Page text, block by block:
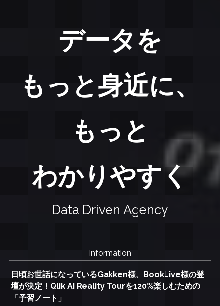
データを
もっと身近に、
もっと
わかりやすく
Data Driven Agency
Information
日頃お世話になっているGakken様、BookLive様の登
壇が決定！Qlik AI Reality Tourを120%楽しむための
「予習ノート」